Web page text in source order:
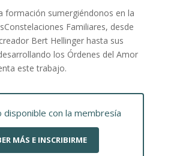
formación sumergiéndonos en la
Familiares, desde
Bert Hellinger hasta sus
los Órdenes del Amor
este trabajo.
disponible con la membresía
MÁS E INSCRIBIRME